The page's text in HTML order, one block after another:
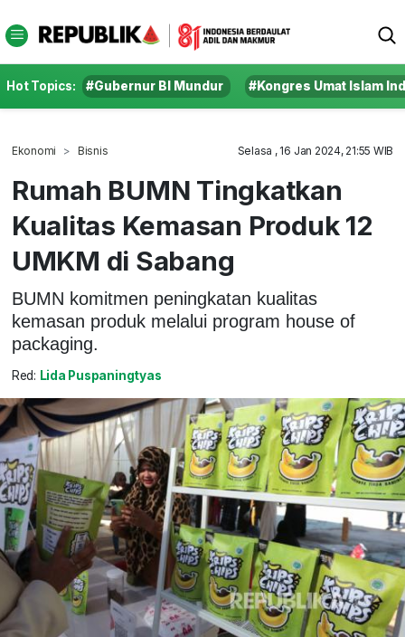
Hot Topics: #Gubernur BI Mundur #Kongres Umat Islam
Ekonomi Bisnis Selasa , 16 Jan 2024, 21:55 WIB
Rumah BUMN Tingkatkan
Kualitas Kemasan Produk 12
UMKM di Sabang
BUMN komitmen peningkatan kualitas
kemasan produk melalui program house of
packaging.
Red: Lida Puspaningtyas